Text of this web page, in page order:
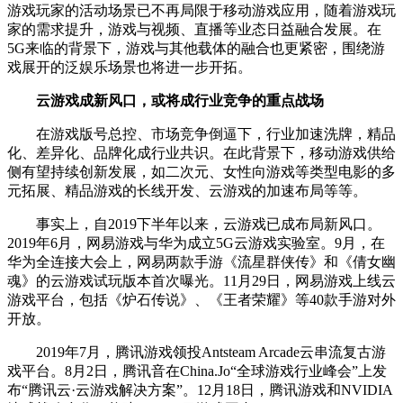
游戏玩家的活动场景已不再局限于移动游戏应用，随着游戏玩
家的需求提升，游戏与视频、直播等业态日益融合发展。在
5G来临的背景下，游戏与其他载体的融合也更紧密，围绕游
戏展开的泛娱乐场景也将进一步开拓。
云游戏成新风口，或将成行业竞争的重点战场
在游戏版号总控、市场竞争倒逼下，行业加速洗牌，精品
化、差异化、品牌化成行业共识。在此背景下，移动游戏供给
侧有望持续创新发展，如二次元、女性向游戏等类型电影的多
元拓展、精品游戏的长线开发、云游戏的加速布局等等。
事实上，自2019下半年以来，云游戏已成布局新风口。
2019年6月，网易游戏与华为成立5G云游戏实验室。9月，在
华为全连接大会上，网易两款手游《流星群侠传》和《倩女幽
魂》的云游戏试玩版本首次曝光。11月29日，网易游戏上线云
游戏平台，包括《炉石传说》、《王者荣耀》等40款手游对外
开放。
2019年7月，腾讯游戏领投Antsteam Arcade云串流复古游
戏平台。8月2日，腾讯音在China.Jo“全球游戏行业峰会”上发
布“腾讯云·云游戏解决方案”。12月18日，腾讯游戏和NVIDIA